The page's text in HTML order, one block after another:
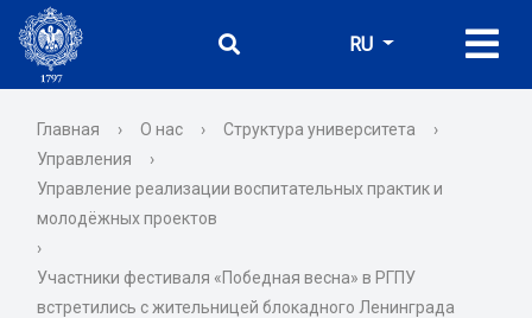
RU
Главная › О нас › Структура университета
›
Управления
›
Управление реализации воспитательных практик и
молодёжных проектов
›
Участники фестиваля «Победная весна» в РГПУ
встретились с жительницей блокадного Ленинграда